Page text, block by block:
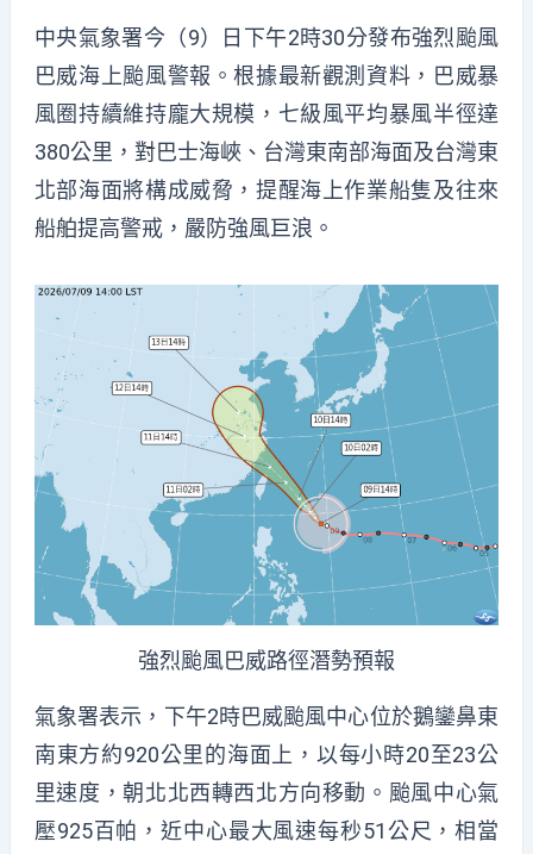
中央氣象署今（9）日下午2時30分發布強烈颱風
巴威海上颱風警報。根據最新觀測資料，巴威暴
風圈持續維持龐大規模，七級風平均暴風半徑達
380公里，對巴士海峽、台灣東南部海面及台灣東
北部海面將構成威脅，提醒海上作業船隻及往來
船舶提高警戒，嚴防強風巨浪。
強烈颱風巴威路徑潛勢預報
氣象署表示，下午2時巴威颱風中心位於鵝鑾鼻東
南東方約920公里的海面上，以每小時20至23公
里速度，朝北北西轉西北方向移動。颱風中心氣
壓925百帕，近中心最大風速每秒51公尺，相當